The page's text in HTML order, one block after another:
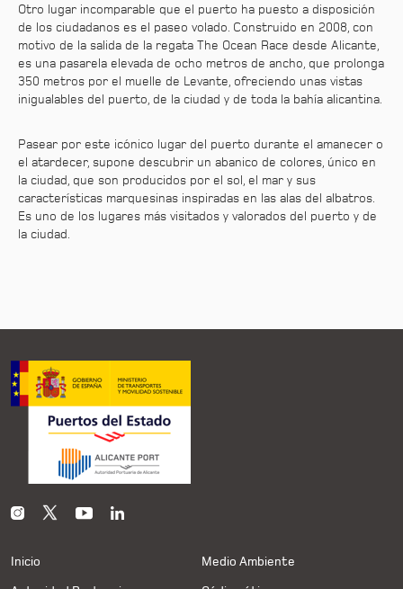
Otro lugar incomparable que el puerto ha puesto a disposición
de los ciudadanos es el paseo volado. Construido en 2008, con
motivo de la salida de la regata The Ocean Race desde Alicante,
es una pasarela elevada de ocho metros de ancho, que prolonga
350 metros por el muelle de Levante, ofreciendo unas vistas
inigualables del puerto, de la ciudad y de toda la bahía alicantina.
Pasear por este icónico lugar del puerto durante el amanecer o
el atardecer, supone descubrir un abanico de colores, único en
la ciudad, que son producidos por el sol, el mar y sus
características marquesinas inspiradas en las alas del albatros.
Es uno de los lugares más visitados y valorados del puerto y de
la ciudad.
Inicio Medio Ambiente